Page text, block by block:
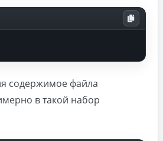
содержимое файла
в такой набор